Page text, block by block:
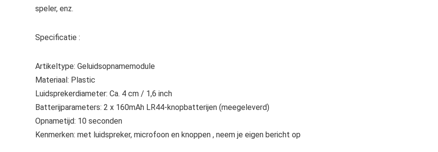
speler, enz.
Specificatie :
Artikeltype: Geluidsopnamemodule
Materiaal: Plastic
Luidsprekerdiameter: Ca. 4 cm / 1,6 inch
Batterijparameters: 2 x 160mAh LR44-knopbatterijen (meegeleverd)
Opnametijd: 10 seconden
Kenmerken: met luidspreker, microfoon en knoppen , neem je eigen bericht op